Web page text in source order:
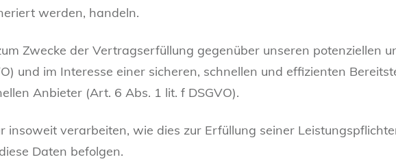
werden, handeln.
Zwecke der Vertragserfüllung gegenüber unseren potenziellen
und im Interesse einer sicheren, schnellen und effizienten
Anbieter (Art. 6 Abs. 1 lit. f DSGVO).
insoweit verarbeiten, wie dies zur Erfüllung seiner
Daten befolgen.